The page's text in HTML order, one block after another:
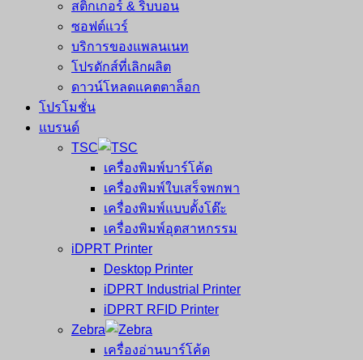
สติ๊กเกอร์ & ริบบอน
ซอฟต์แวร์
บริการของแพลนเนท
โปรดักส์ที่เลิกผลิต
ดาวน์โหลดแคตตาล็อก
โปรโมชั่น
แบรนด์
TSC
เครื่องพิมพ์บาร์โค้ด
เครื่องพิมพ์ใบเสร็จพกพา
เครื่องพิมพ์แบบตั้งโต๊ะ
เครื่องพิมพ์อุตสาหกรรม
iDPRT Printer
Desktop Printer
iDPRT Industrial Printer
iDPRT RFID Printer
Zebra
เครื่องอ่านบาร์โค้ด